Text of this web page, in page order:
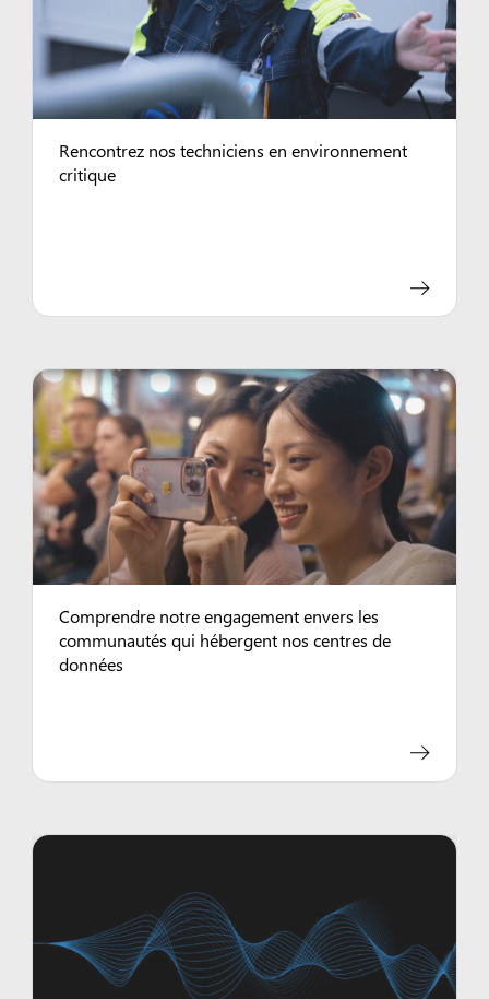
Rencontrez nos techniciens en environnement
critique
Comprendre notre engagement envers les
communautés qui hébergent nos centres de
données